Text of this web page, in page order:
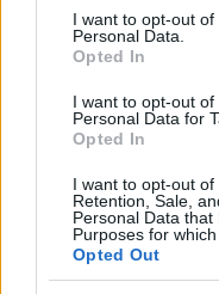
consent section.
I want to opt-out
Personal Data.
Opted In
I want to opt-out
Personal Data for
Opted In
I want to opt-out of
Retention, Sale,
Personal Data
Purposes for
Opted Out
Publicado 31 jul 2014
financiamento